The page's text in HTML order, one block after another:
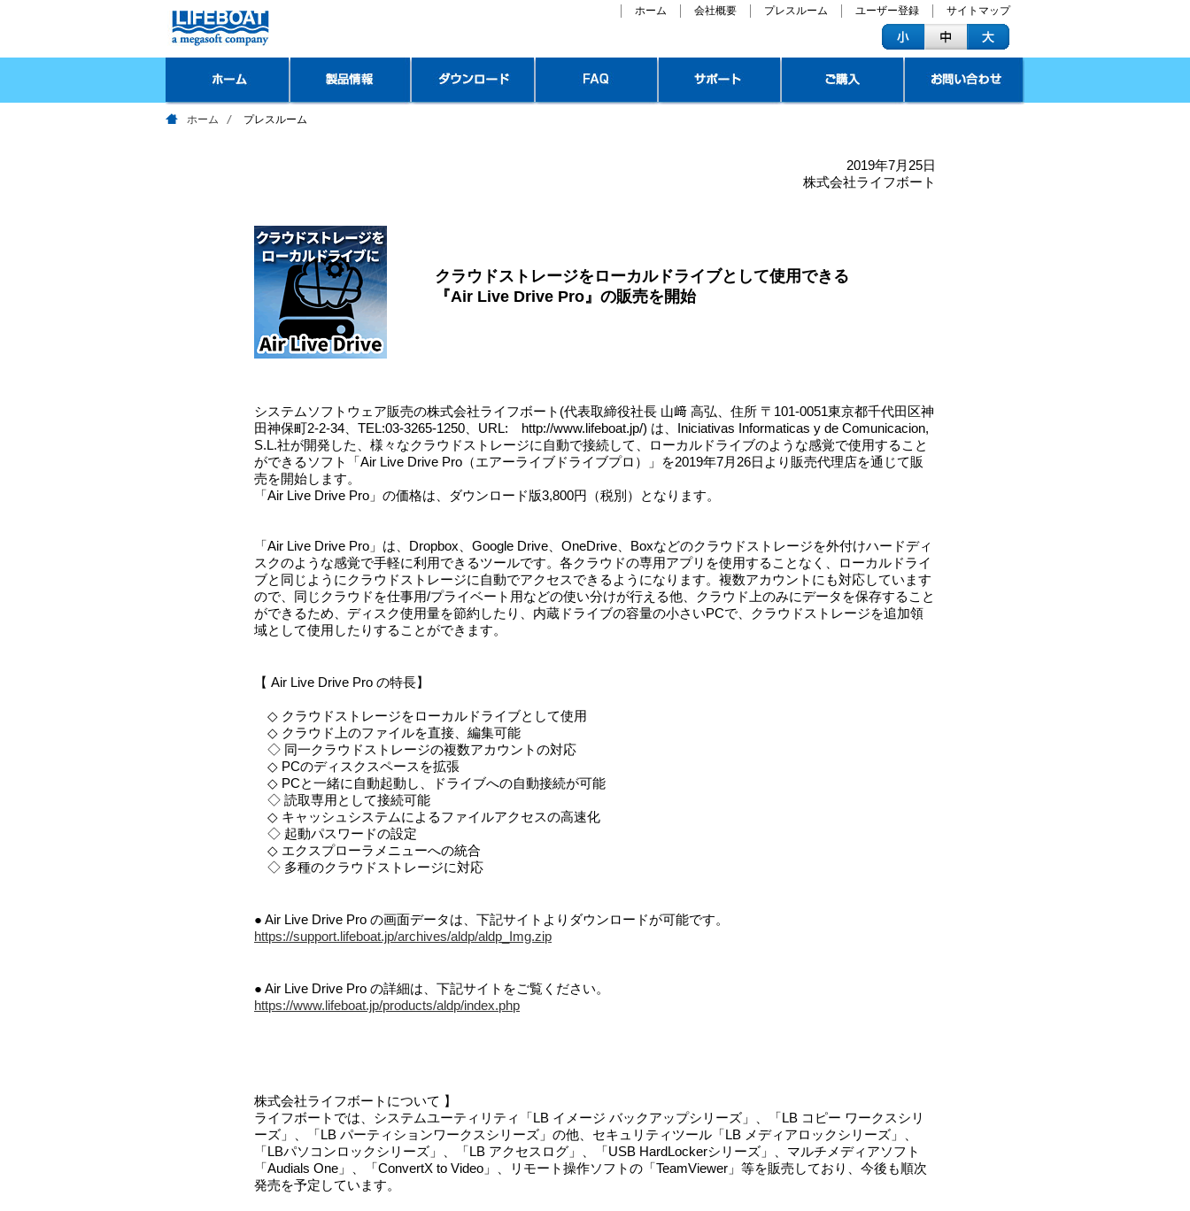
ホーム 会社概要 プレスルーム ユーザー登録 サイトマップ
ホーム プレスルーム
2019年7月25日
株式会社ライフボート
クラウドストレージをローカルドライブとして使用できる
『Air Live Drive Pro』の販売を開始
システムソフトウェア販売の株式会社ライフボート(代表取締役社長 山﨑 高弘、住所 〒101-0051東京都千代田区神
田神保町2-2-34、TEL:03-3265-1250、URL: http://www.lifeboat.jp/) は、Iniciativas Informaticas y de Comunicacion,
S.L.社が開発した、様々なクラウドストレージに自動で接続して、ローカルドライブのような感覚で使用すること
ができるソフト「Air Live Drive Pro（エアーライブドライブプロ）」を2019年7月26日より販売代理店を通じて販
売を開始します。
「Air Live Drive Pro」の価格は、ダウンロード版3,800円（税別）となります。
「Air Live Drive Pro」は、Dropbox、Google Drive、OneDrive、Boxなどのクラウドストレージを外付けハードディ
スクのような感覚で手軽に利用できるツールです。各クラウドの専用アプリを使用することなく、ローカルドライ
ブと同じようにクラウドストレージに自動でアクセスできるようになります。複数アカウントにも対応しています
ので、同じクラウドを仕事用/プライベート用などの使い分けが行える他、クラウド上のみにデータを保存すること
ができるため、ディスク使用量を節約したり、内蔵ドライブの容量の小さいPCで、クラウドストレージを追加領
域として使用したりすることができます。
【 Air Live Drive Pro の特長】
◇ クラウドストレージをローカルドライブとして使用
◇ クラウド上のファイルを直接、編集可能
◇ 同一クラウドストレージの複数アカウントの対応
◇ PCのディスクスペースを拡張
◇ PCと一緒に自動起動し、ドライブへの自動接続が可能
◇ 読取専用として接続可能
◇ キャッシュシステムによるファイルアクセスの高速化
◇ 起動パスワードの設定
◇ エクスプローラメニューへの統合
◇ 多種のクラウドストレージに対応
● Air Live Drive Pro の画面データは、下記サイトよりダウンロードが可能です。
https://support.lifeboat.jp/archives/aldp/aldp_Img.zip
● Air Live Drive Pro の詳細は、下記サイトをご覧ください。
https://www.lifeboat.jp/products/aldp/index.php
株式会社ライフボートについて 】
ライフボートでは、システムユーティリティ「LB イメージ バックアップシリーズ」、「LB コピー ワークスシリ
ーズ」、「LB パーティションワークスシリーズ」の他、セキュリティツール「LB メディアロックシリーズ」、
「LBパソコンロックシリーズ」、「LB アクセスログ」、「USB HardLockerシリーズ」、マルチメディアソフト
「Audials One」、「ConvertX to Video」、リモート操作ソフトの「TeamViewer」等を販売しており、今後も順次
発売を予定しています。